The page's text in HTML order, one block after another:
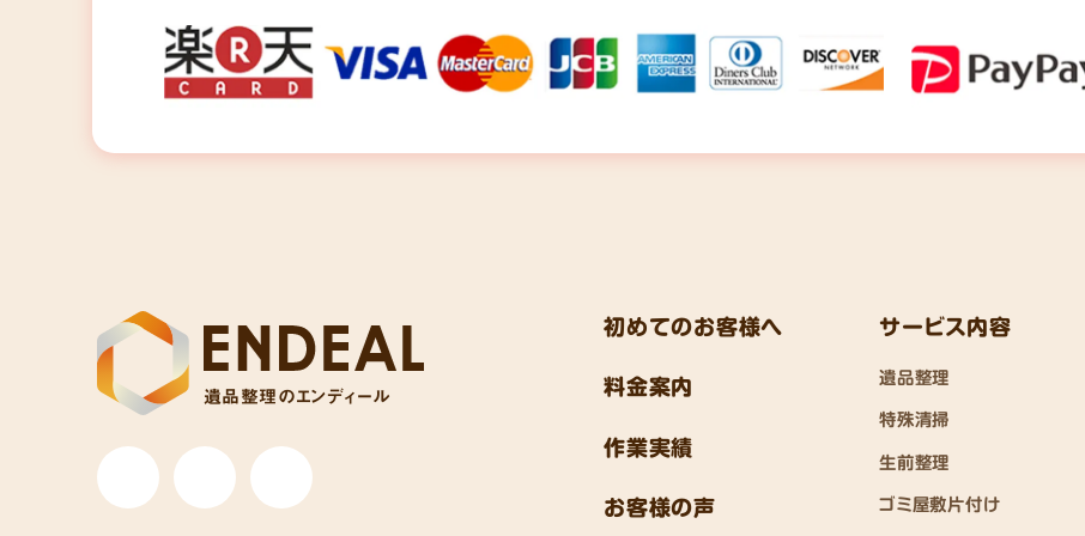
遺品整理のエンディール
初めてのお客様へ
料金案内
作業実績
お客様の声
サービス内容
遺品整理
特殊清掃
生前整理
ゴミ屋敷片付け